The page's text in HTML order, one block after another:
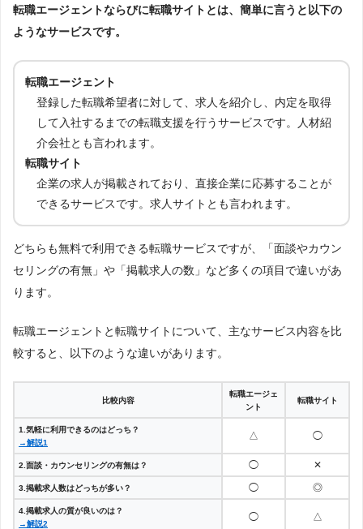
転職エージェントならびに転職サイトとは、簡単に言うと以下の
ようなサービスです。
転職エージェント
登録した転職希望者に対して、求人を紹介し、内定を取得
して入社するまでの転職支援を行うサービスです。人材紹
介会社とも言われます。
転職サイト
企業の求人が掲載されており、直接企業に応募することが
できるサービスです。求人サイトとも言われます。
どちらも無料で利用できる転職サービスですが、「面談やカウン
セリングの有無」や「掲載求人の数」など多くの項目で違いがあ
ります。
転職エージェントと転職サイトについて、主なサービス内容を比
較すると、以下のような違いがあります。
比較内容
転職エージェ
ント
転職サイト
1.気軽に利用できるのはどっち？
→解説1
△ ◯
2.面談・カウンセリングの有無は？ ◯ ✕
3.掲載求人数はどっちが多い？ ◯ ◎
4.掲載求人の質が良いのは？
→解説2
◯ △